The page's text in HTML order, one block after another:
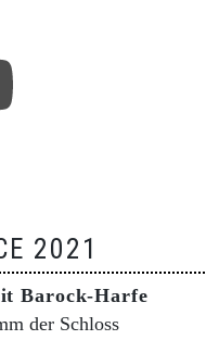
2021
Barock-Harfe
der Schloss